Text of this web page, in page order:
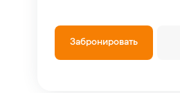
Забронировать